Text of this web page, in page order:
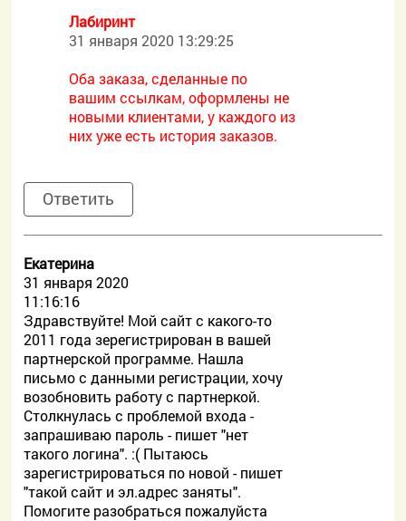
Лабиринт
31 января 2020 13:29:25
Оба заказа, сделанные по
вашим ссылкам, оформлены не
новыми клиентами, у каждого из
них уже есть история заказов.
Ответить
Екатерина
31 января 2020
11:16:16
Здравствуйте! Мой сайт с какого-то
2011 года зерегистрирован в вашей
партнерской программе. Нашла
письмо с данными регистрации, хочу
возобновить работу с партнеркой.
Столкнулась с проблемой входа -
запрашиваю пароль - пишет "нет
такого логина". :( Пытаюсь
зарегистрироваться по новой - пишет
"такой сайт и эл.адрес заняты".
Помогите разобраться пожалуйста